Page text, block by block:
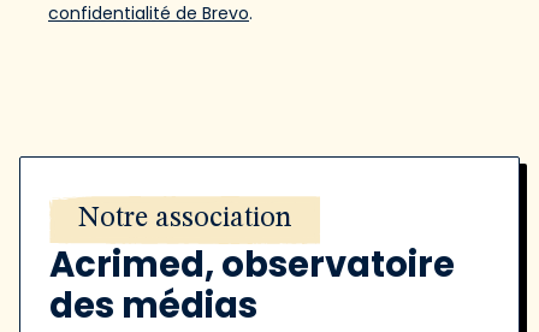
confidentialité de Brevo.
Notre association
Acrimed, observatoire
des médias